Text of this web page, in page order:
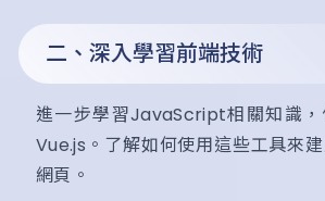
二、深入學習前端技術
進一步學習JavaScript相關知識，
Vue.js。了解如何使用這些工具來
網頁。